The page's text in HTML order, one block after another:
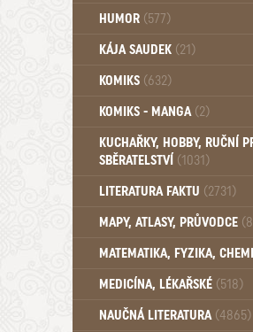
Mytologie, Mýty, Báje, Pověsti
HUMOR (577)
KÁJA SAUDEK (21)
KOMIKS (632)
Komiks - Čtyřlístek (232)
KOMIKS - MANGA (2)
KUCHAŘKY, HOBBY, RUČNÍ
SBĚRATELSTVÍ (1031)
Dům a byt (102)
LITERATURA FAKTU (2731)
Katalogy (503)
MAPY, ATLASY, PRŮVODCE
MATEMATIKA, FYZIKA,
MEDICÍNA, LÉKAŘSKÉ (518)
NAUČNÁ LITERATURA (4865)